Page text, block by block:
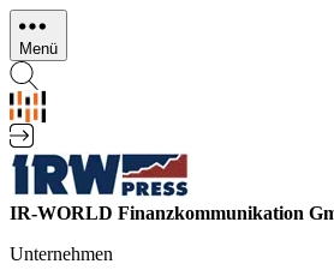
Direkt
zum
Inhalt
Menü
IR-WORLD Finanzkommunikation
Unternehmen